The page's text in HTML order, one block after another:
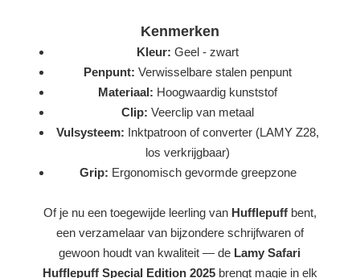
Kenmerken
Kleur: Geel - zwart
Penpunt: Verwisselbare stalen penpunt
Materiaal: Hoogwaardig kunststof
Clip: Veerclip van metaal
Vulsysteem: Inktpatroon of converter (LAMY Z28,
los verkrijgbaar)
Grip: Ergonomisch gevormde greepzone
Of je nu een toegewijde leerling van Hufflepuffbent,
een verzamelaar van bijzondere schrijfwaren of
gewoon houdt van kwaliteit — de Lamy Safari
Hufflepuff Special Edition 2025brengt magie in elk